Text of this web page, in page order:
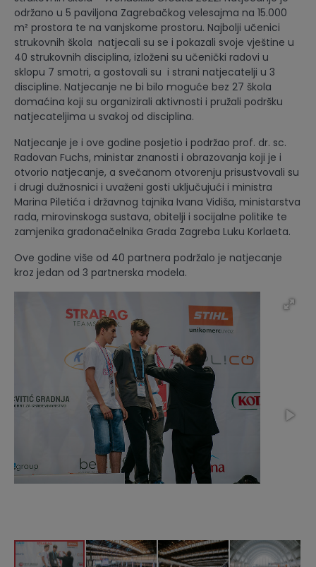
održano u 5 paviljona Zagrebačkog velesajma na 15.000
m² prostora te na vanjskome prostoru. Najbolji učenici
strukovnih škola natjecali su se i pokazali svoje vještine u
40 strukovnih disciplina, izloženi su učenički radovi u
sklopu 7 smotri, a gostovali su i strani natjecatelji u 3
discipline. Natjecanje ne bi bilo moguće bez 27 škola
domaćina koji su organizirali aktivnosti i pružali podršku
natjecateljima u svakoj od disciplina.
Natjecanje je i ove godine posjetio i podržao prof. dr. sc.
Radovan Fuchs, ministar znanosti i obrazovanja koji je i
otvorio natjecanje, a svečanom otvorenju prisustvovali su
i drugi dužnosnici i uvaženi gosti uključujući i ministra
Marina Piletića i državnog tajnika Ivana Vidiša, ministarstva
rada, mirovinskoga sustava, obitelji i socijalne politike te
zamjenika gradonačelnika Grada Zagreba Luku Korlaeta.
Ove godine više od 40 partnera podržalo je natjecanje
kroz jedan od 3 partnerska modela.